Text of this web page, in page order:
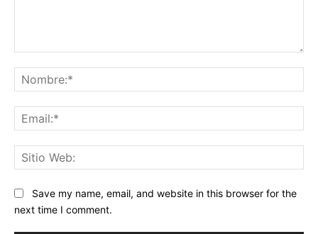
Save my name, email, and website in this browser for the
next time I comment.